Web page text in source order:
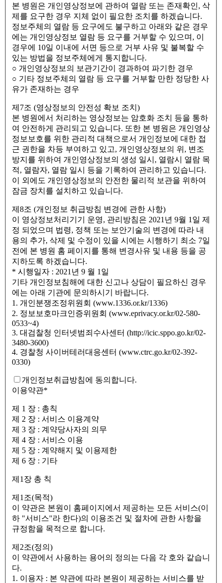
본 병원은 개인영상정보에 관하여 열람 또는 존재확인, 삭
제를 요구한 경우 지체 없이 필요한 조치를 하겠습니다.
정보주체의 열람 등 요구에도 불구하고 아래와 같은 경우
에는 개인영상정보 열람 등 요구를 거부할 수 있으며, 이
경우에 10일 이내에 서면 등으로 거부 사유 및 불복할 수
있는 방법을 정보주체에게 통지합니다.
○ 개인영상정보의 보관기간이 경과하여 파기한 경우
○ 기타 정보주체의 열람 등 요구를 거부할 만한 정당한 사
유가 존재하는 경우
제7조 (영상정보의 안전성 확보 조치)
본 병원에서 처리하는 영상정보는 암호화 조치 등을 통하
여 안전하게 관리되고 있습니다. 또한 본 병원은 개인영상
정보보호를 위한 관리적 대책으로서 개인정보에 대한 접
근 권한을 차등 부여하고 있고, 개인영상정보의 위, 변조
방지를 위하여 개인영상정보의 생성 일시, 열람시 열람 목
적, 열람자, 열람 일시 등을 기록하여 관리하고 있습니다.
이 외에도 개인영상정보의 안전한 물리적 보관을 위하여
잠금 장치를 설치하고 있습니다.
제8조 (개인정보 취급방침 변경에 관한 사항)
이 영상정보처리기기 운영, 관리방침은 2021년 9월 1일 제
정 되었으며 법령, 정책 또는 보안기술의 변경에 따라 내
용의 추가, 삭제 및 수정이 있을 시에는 시행하기 최소 7일
전에 본 병원 홈 페이지를 통해 변경사유 및 내용 등을 공
지하도록 하겠습니다.
* 시행일자 : 2021년 9 월 1일
기타 개인정보침해에 대한 신고나 상담이 필요하신 경우
에는 아래 기관에 문의하시기 바랍니다.
1. 개인분쟁조정위원회 (www.1336.or.kr/1336)
2. 정보보호마크인증위원회 (www.eprivacy.or.kr/02-580-
0533~4)
3. 대검찰청 인터넷범죄수사센터 (http://icic.sppo.go.kr/02-
3480-3600)
4. 경찰청 사이버테러대응센터 (www.ctrc.go.kr/02-392-
0330)
개인정보취급방침에 동의합니다.
이용약관*
제 1 장 : 총칙
제 2 장 : 서비스 이용계약
제 3 장 : 계약당사자의 의무
제 4 장 : 서비스 이용
제 5 장 : 계약해지 및 이용제한
제 6 장 : 기타
제1장 총 칙
제1조(목적)
이 약관은 본원이 홈페이지에서 제공하는 모든 서비스(이
하 "서비스"라 한다)의 이용조건 및 절차에 관한 사항을
규정함을 목적으로 합니다.
제2조(정의)
이 약관에서 사용하는 용어의 정의는 다음 각 호와 같습니
다.
1. 이용자 : 본 약관에 따라 본원이 제공하는 서비스를 받